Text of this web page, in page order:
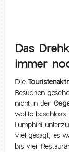
Das
immer
Die
Besuchen
nicht in der
wollte
Lumphini
viel gesagt, es
bis vier